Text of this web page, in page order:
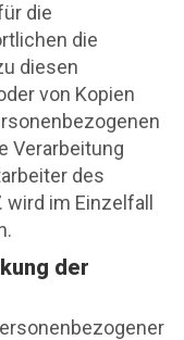
die
die
diesen
von Kopien
Verarbeitung
des
im Einzelfall
der